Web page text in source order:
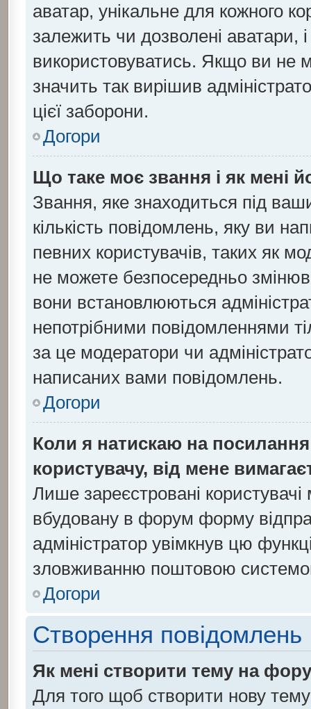
аватар, унікальне для кожного
залежить чи дозволені аватари,
використовуватись. Якщо ви не
значить так вирішив
цієї заборони.
Догори
Що таке моє звання і як мені
Звання, яке знаходиться під
кількість повідомлень, яку ви
певних користувачів, таких як
не можете безпосередньо
вони встановлюються
непотрібними повідомленнями
за це модератори чи
написаних вами повідомлень.
Догори
Коли я натискаю на
користувачу, від мене
Лише зареєстровані
вбудовану в форум форму
адміністратор увімкнув цю
зловживанню поштовою
Догори
Створення повідомлень
Як мені створити тему на
Для того щоб створити нову